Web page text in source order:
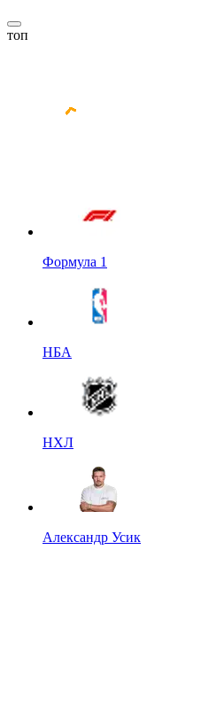
топ
Формула 1
НБА
НХЛ
Александр Усик